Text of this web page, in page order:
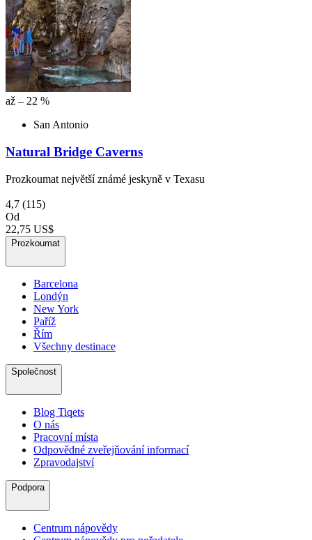
až – 22 %
San Antonio
Natural Bridge Caverns
Prozkoumat největší známé jeskyně v Texasu
4,7 (115)
Od
22,75 US$
Prozkoumat
Barcelona
Londýn
New York
Paříž
Řím
Všechny destinace
Společnost
Blog Tiqets
O nás
Pracovní místa
Odpovědné zveřejňování informací
Zpravodajství
Podpora
Centrum nápovědy